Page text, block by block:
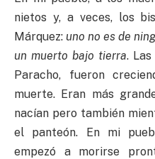
nietos y, a veces, los
Márquez: uno no es de
un muerto bajo tierra.
Paracho, fueron
muerte. Eran más
nacían pero también
el panteón. En mi
empezó a morirse